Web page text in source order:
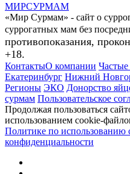
МИРСУРМАМ
«Мир Сурмам» - сайт о
суррогатных мам без
противопоказания,
+18.
КонтактыО компании
Екатеринбург Нижний
Регионы ЭКО Донорство
сурмам Пользовательское
Продолжая пользоваться
использованием cookie-
Политике по использованию
конфиденциальности